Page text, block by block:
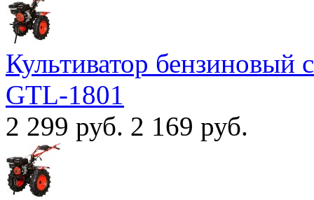
Культиватор
GTL-1801
2 299 руб. 2 169 руб.